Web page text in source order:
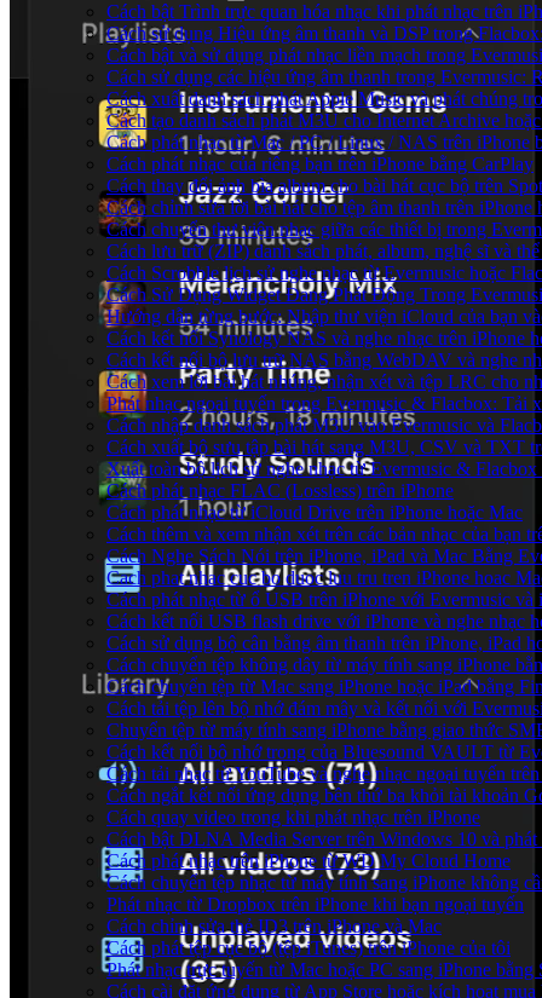
Cách bật Trình trực quan hóa nhạc khi phát nhạc trên
Cách sử dụng Hiệu ứng âm thanh và DSP trong
Cách bật và sử dụng phát nhạc liền mạch trong
Cách sử dụng các hiệu ứng âm thanh trong Evermusic:
Cách xuất danh sách phát Apple Music và phát chúng
Cách tạo danh sách phát M3U cho Internet Archive
Cách phát nhạc từ Mac / PC / Linux / NAS trên
Cách phát nhạc của riêng bạn trên iPhone bằng CarPlay
Cách thay đổi ảnh bìa album cho bài hát cục bộ trên
Cách chỉnh sửa lời bài hát cho tệp âm thanh trên
Cách chuyển thư viện nhạc giữa các thiết bị trong
Cách lưu trữ (ZIP) danh sách phát, album, nghệ sĩ và
Cách Scrobble lịch sử nghe nhạc từ Evermusic hoặc
Cách Sử Dụng Widget Đang Phát Động Trong
Hướng dẫn từng bước: Nhập thư viện iCloud của bạn
Cách kết nối Synology NAS và nghe nhạc trên iPhone
Cách kết nối bộ lưu trữ NAS bằng WebDAV và nghe
Cách xem lời bài hát nhúng, nhận xét và tệp LRC cho
Phát nhạc ngoại tuyến trong Evermusic & Flacbox: Tải
Cách nhập danh sách phát M3U vào Evermusic và
Cách xuất bộ sưu tập bài hát sang M3U, CSV và TXT
Xuất toàn bộ lịch sử nghe nhạc từ Evermusic & Flacbox
Cách phát nhạc FLAC (Lossless) trên iPhone
Cách phát nhạc từ iCloud Drive trên iPhone hoặc Mac
Cách thêm và xem nhận xét trên các bản nhạc của bạn
Cách Nghe Sách Nói trên iPhone, iPad và Mac Bằng
Cach phat nhac cuc bo duoc luu tru tren iPhone hoac
Cách phát nhạc từ ổ USB trên iPhone với Evermusic và
Cách kết nối USB flash drive với iPhone và nghe nhạc
Cách sử dụng bộ cân bằng âm thanh trên iPhone, iPad
Cách chuyển tệp không dây từ máy tính sang iPhone
Cách chuyển tệp từ Mac sang iPhone hoặc iPad bằng
Cách tải tệp lên bộ nhớ đám mây và kết nối với
Chuyển tệp từ máy tính sang iPhone bằng giao thức
Cách kết nối bộ nhớ trong của Bluesound VAULT từ
Cách tải nhạc từ YouTube và nghe nhạc ngoại tuyến
Cách ngắt kết nối ứng dụng bên thứ ba khỏi tài khoản
Cách quay video trong khi phát nhạc trên iPhone
Cách bật DLNA Media Server trên Windows 10 và phát
Cách phát nhạc trên iPhone từ WD My Cloud Home
Cách chuyển tệp nhạc từ máy tính sang iPhone không
Phát nhạc từ Dropbox trên iPhone khi bạn ngoại tuyến
Cách chỉnh sửa thẻ ID3 trên iPhone và Mac
Cách phát tệp cục bộ (tệp iTunes) trên iPhone của tôi
Phát nhạc trực tuyến từ Mac hoặc PC sang iPhone bằng
Cách cài đặt ứng dụng từ App Store hoặc kích hoạt